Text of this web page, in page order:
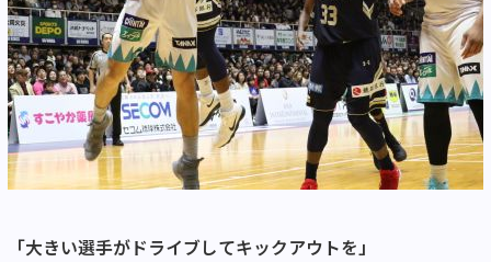
「大きい選手がドライブしてキックアウトを」